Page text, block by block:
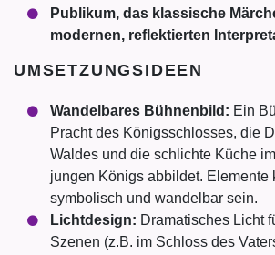
Publikum, das klassische
modernen, reflektierten
UMSETZUNGSIDEEN
Wandelbares Bühnenbild: Ein
Pracht des Königsschlosses, die
Waldes und die schlichte Küche
jungen Königs abbildet. Elemente
symbolisch und wandelbar sein.
Lichtdesign: Dramatisches Licht
Szenen (z.B. im Schloss des